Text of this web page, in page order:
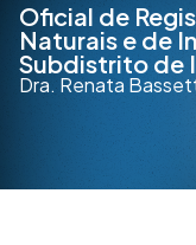
Oficial de
Naturais e de
Subdistrito de
Dra. Renata